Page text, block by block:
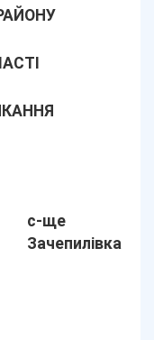
с-ще
Зачепилівка